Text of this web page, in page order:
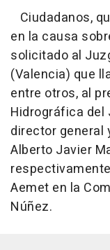
Ciudadanos,
en la causa
solicitado al
(Valencia) que
entre otros, al
Hidrográfica del
director general
Alberto Javier
Aemet en la
Núñez.